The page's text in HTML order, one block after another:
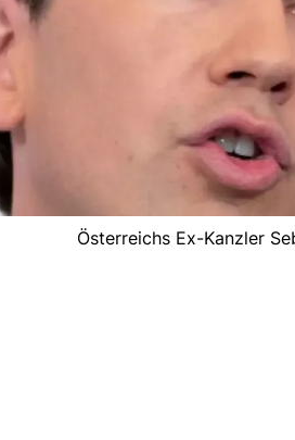
Österreichs Ex-Kanzler